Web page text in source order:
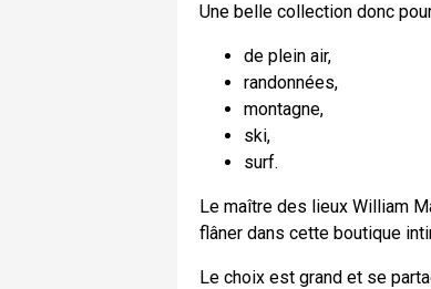
Une belle collection donc
de plein air,
randonnées,
montagne,
ski,
surf.
Le maître des lieux William
flâner dans cette boutique
Le choix est grand et se